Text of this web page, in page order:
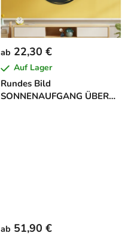
Rundes Bild
SONNENAUFGANG ÜBER
ab 22,30 €
Auf Lager
ab 51,90 €